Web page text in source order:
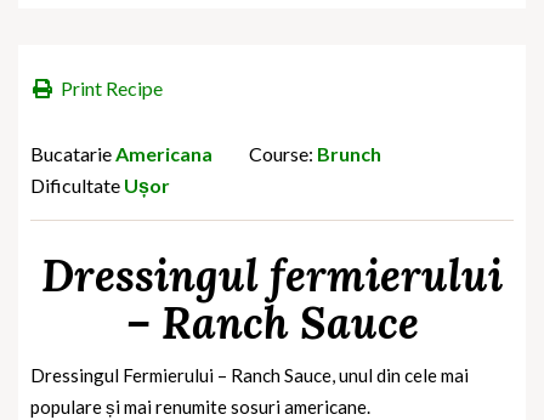
Print Recipe
BucatarieAmericana Course: Brunch
Dificultate Ușor
Dressingul fermierului
– Ranch Sauce
Dressingul Fermierului – Ranch Sauce, unul din cele mai
populare și mai renumite sosuri americane.